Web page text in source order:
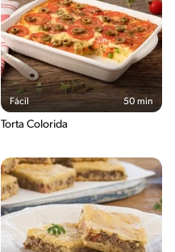
Fácil 50 min
Torta Colorida